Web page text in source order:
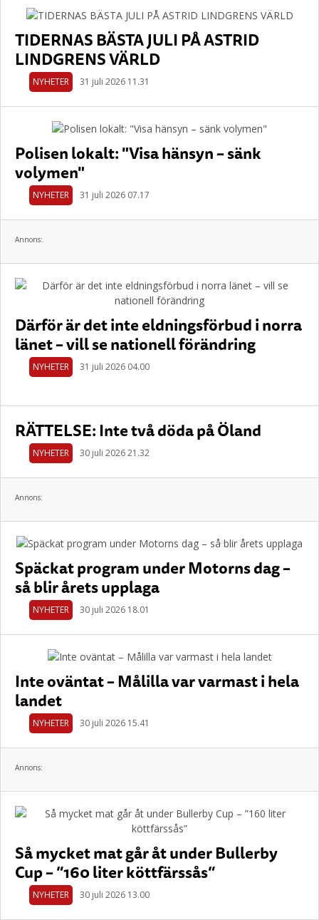
TIDERNAS BÄSTA JULI PÅ ASTRID
LINDGRENS VÄRLD
NYHETER 31 juli 2026 11.31
Polisen lokalt: "Visa hänsyn – sänk
volymen"
NYHETER 31 juli 2026 07.17
Annons:
Därför är det inte eldningsförbud i norra
länet – vill se nationell förändring
NYHETER 31 juli 2026 04.00
RÄTTELSE: Inte två döda på Öland
NYHETER 30 juli 2026 21.32
Annons:
Späckat program under Motorns dag –
så blir årets upplaga
NYHETER 30 juli 2026 18.01
Inte oväntat – Målilla var varmast i hela
landet
NYHETER 30 juli 2026 15.41
Annons:
Så mycket mat går åt under Bullerby
Cup – ”160 liter köttfärssås”
NYHETER 30 juli 2026 13.00